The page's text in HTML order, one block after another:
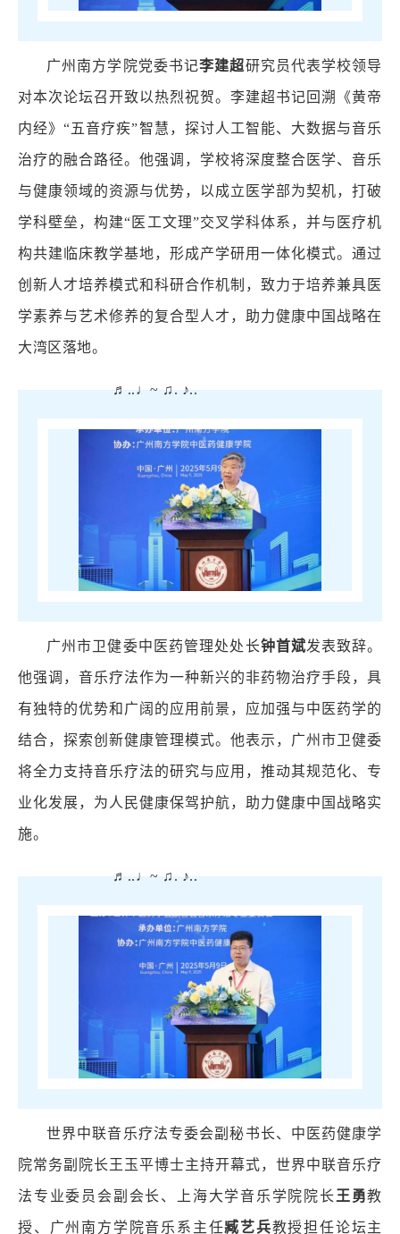
广州南方学院党委书记李建超研究员代表学校领导
对本次论坛召开致以热烈祝贺。李建超书记回溯《黄帝
内经》“五音疗疾”智慧，探讨人工智能、大数据与音乐
治疗的融合路径。他强调，学校将深度整合医学、音乐
与健康领域的资源与优势，以成立医学部为契机，打破
学科壁垒，构建“医工文理”交叉学科体系，并与医疗机
构共建临床教学基地，形成产学研用一体化模式。通过
创新人才培养模式和科研合作机制，致力于培养兼具医
学素养与艺术修养的复合型人才，助力健康中国战略在
大湾区落地。
♬..♩~ ♫. ♪..
广州市卫健委中医药管理处处长钟首斌发表致辞。
他强调，音乐疗法作为一种新兴的非药物治疗手段，具
有独特的优势和广阔的应用前景，应加强与中医药学的
结合，探索创新健康管理模式。他表示，广州市卫健委
将全力支持音乐疗法的研究与应用，推动其规范化、专
业化发展，为人民健康保驾护航，助力健康中国战略实
施。
♬..♩~ ♫. ♪..
世界中联音乐疗法专委会副秘书长、中医药健康学
院常务副院长王玉平博士主持开幕式，世界中联音乐疗
法专业委员会副会长、上海大学音乐学院院长 王勇教
授、广州南方学院音乐系主任臧艺兵教授担任论坛主